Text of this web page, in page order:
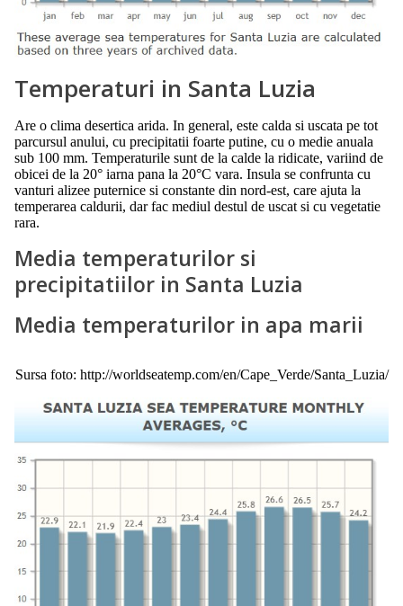
Temperaturi in Santa Luzia
Are o clima desertica arida. In general, este calda si uscata pe tot
parcursul anului, cu precipitatii foarte putine, cu o medie anuala
sub 100 mm. Temperaturile sunt de la calde la ridicate, variind de
obicei de la 20° iarna pana la 20°C vara. Insula se confrunta cu
vanturi alizee puternice si constante din nord-est, care ajuta la
temperarea caldurii, dar fac mediul destul de uscat si cu vegetatie
rara.
Media temperaturilor si
precipitatiilor in Santa Luzia
Media temperaturilor in apa marii
Sursa foto: http://worldseatemp.com/en/Cape_Verde/Santa_Luzia/